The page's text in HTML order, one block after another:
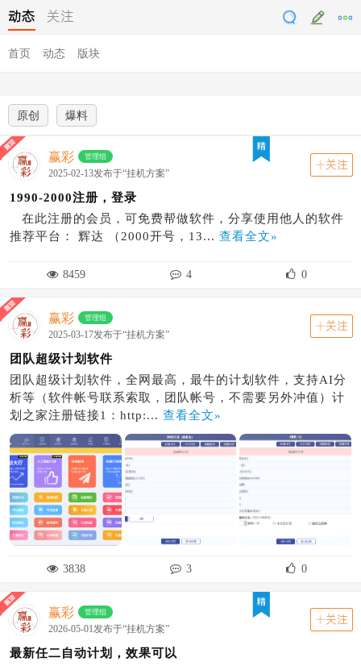
testddyy
动态 关注
首页 动态 版块
原创 爆料
赢彩 管理组
2025-02-13发布于“挂机方案”
关注
1990-2000注册，登录
在此注册的会员，可免费帮做软件，分享使用他人的软件
推荐平台： 辉达 （2000开号，13... 查看全文»
8459 4 0
赢彩 管理组
2025-03-17发布于“挂机方案”
关注
团队超级计划软件
团队超级计划软件，全网最高，最牛的计划软件，支持AI分
析等（软件帐号联系索取，团队帐号，不需要另外冲值）计
划之家注册链接1：http:... 查看全文»
3838 3 0
赢彩 管理组
2026-05-01发布于“挂机方案”
关注
最新任二自动计划，效果可以